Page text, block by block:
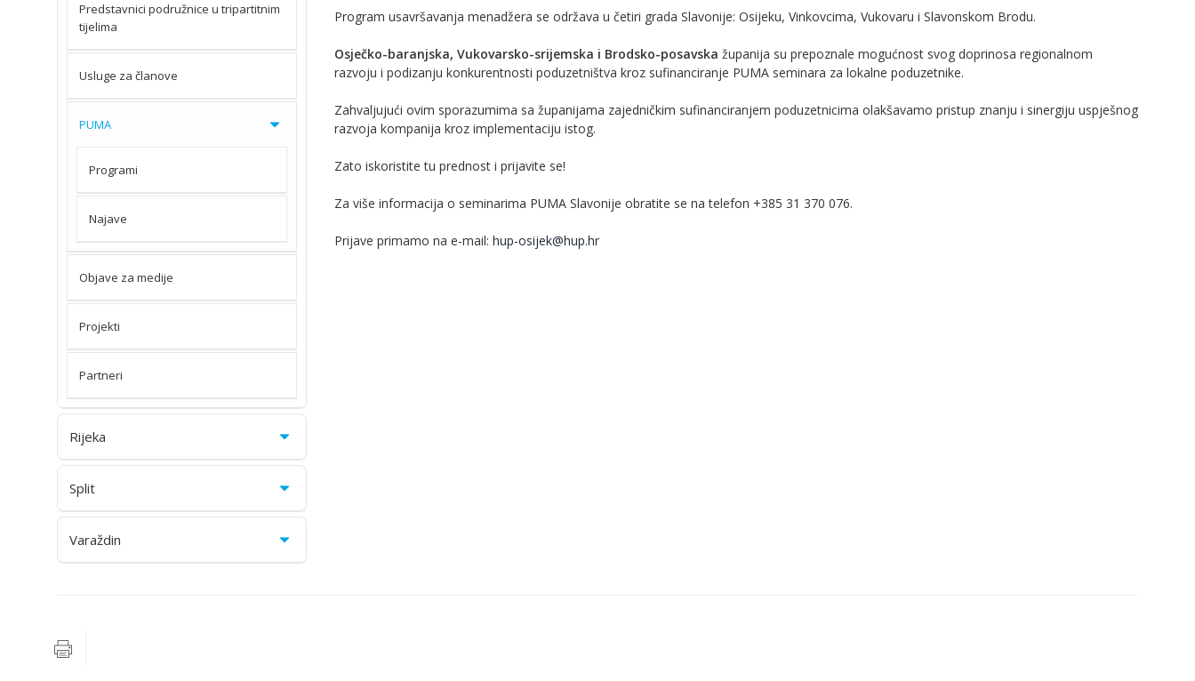
Predstavnici podružnice u tripartitnim
tijelima
Usluge za članove
PUMA
Programi
Najave
Objave za medije
Projekti
Partneri
Rijeka
Split
Varaždin
Program usavršavanja menadžera se održava u četiri grada Slavonije: Osijeku, Vinkovcima, Vukovaru i Slavonskom Brodu.
Osječko-baranjska, Vukovarsko-srijemska i Brodsko-posavska županija su prepoznale mogućnost svog doprinosa regionalnom
razvoju i podizanju konkurentnosti poduzetništva kroz sufinanciranje PUMA seminara za lokalne poduzetnike.
Zahvaljujući ovim sporazumima sa županijama zajedničkim sufinanciranjem poduzetnicima olakšavamo pristup znanju i sinergiju uspješnog
razvoja kompanija kroz implementaciju istog.
Zato iskoristite tu prednost i prijavite se!
Za više informacija o seminarima PUMA Slavonije obratite se na telefon +385 31 370 076.
Prijave primamo na e-mail: hup-osijek@hup.hr